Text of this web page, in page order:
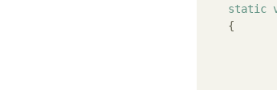
static
{